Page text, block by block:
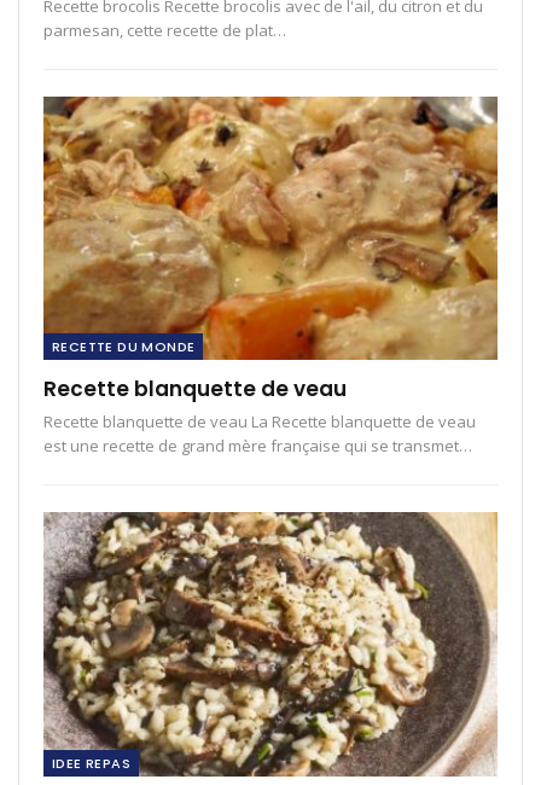
Recette brocolis Recette brocolis avec de l'ail, du citron et du
parmesan, cette recette de plat…
RECETTE DU MONDE
Recette blanquette de veau
Recette blanquette de veau La Recette blanquette de veau
est une recette de grand mère française qui se transmet…
IDEE REPAS